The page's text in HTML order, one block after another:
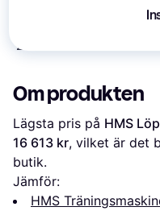
2 988 kr
Om produkten
Lägsta pris på HMS
16 613 kr, vilket är det
butik.
Jämför:
HMS